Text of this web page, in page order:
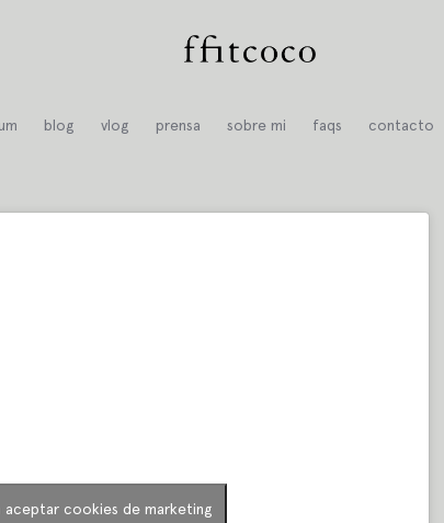
blog vlog prensa sobre mi faqs contacto
aceptar cookies de marketing